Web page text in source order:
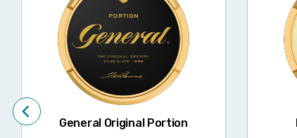
General Original Portion